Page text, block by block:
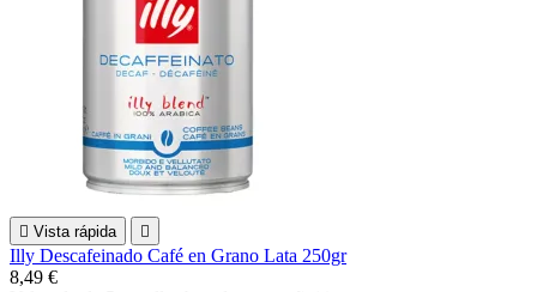
 Vista rápida 
Illy Descafeinado Café en Grano Lata 250gr
8,49 €